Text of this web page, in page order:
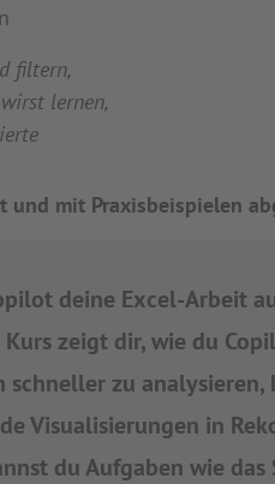
filtern,
lernen,
mit Praxisbeispielen
deine Excel-Arbeit
zeigt dir, wie du
schneller zu
Visualisierungen in
du Aufgaben wie